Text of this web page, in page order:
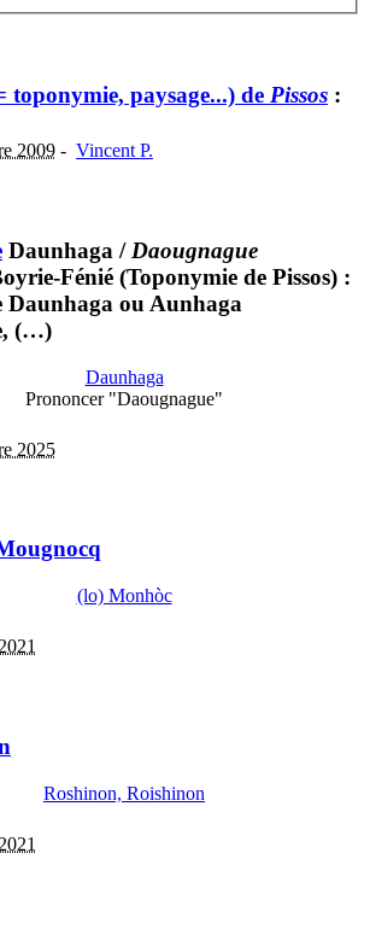
toponymie, paysage...) de Pissos :
2009 - Vincent P.
Daunhaga / Daougnague
Fénié (Toponymie de Pissos) :
Daunhaga ou Aunhaga
(…)
Daunhaga
Prononcer "Daougnague"
2025
(lo) Monhòc
Roshinon, Roishinon